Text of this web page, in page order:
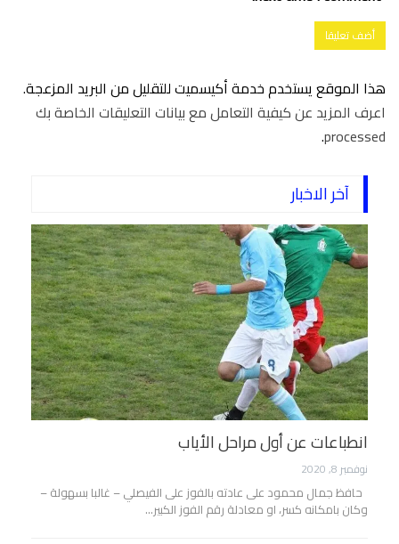
هذا الموقع يستخدم خدمة أكيسميت للتقليل من البريد المزعجة.
اعرف المزيد عن كيفية التعامل مع بيانات التعليقات الخاصة بك
processed
.
آخر الاخبار
انطباعات عن أول مراحل الأياب
نوفمبر 8, 2020
حافظ جمال محمود على عادته بالفوز على الفيصلي – غالبا بسهولة –
وكان بامكانه كسر، او معادلة رقم الفوز الكبير…